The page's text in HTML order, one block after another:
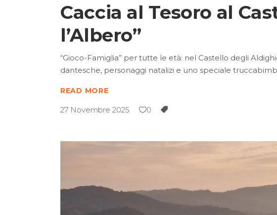
Caccia al Tesoro al
l’Albero”
“Gioco-Famiglia” per tutte le età: nel Castello degli
dantesche, personaggi natalizi e uno speciale
READ MORE
27 Novembre 2025 0